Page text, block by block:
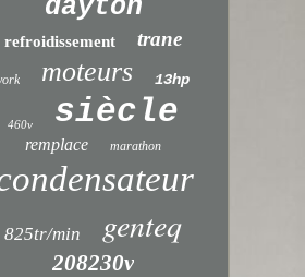
dayton
refroidissement trane
moteurs 13hp
460v siècle
remplace marathon
825tr/min genteq
208230v